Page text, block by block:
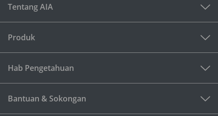
Tentang AIA
Produk
Hab Pengetahuan
Bantuan & Sokongan